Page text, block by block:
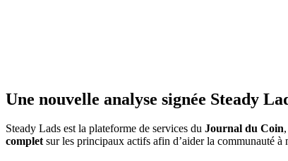
Une nouvelle analyse signée Steady
Steady Lads est la plateforme de services du Journal du Coin
completsur les principaux actifs afin d’aider la communauté à